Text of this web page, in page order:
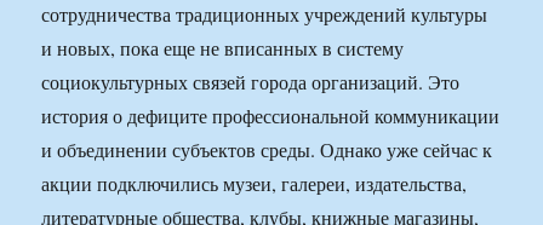
сотрудничества традиционных учреждений культуры
и новых, пока еще не вписанных в систему
социокультурных связей города организаций. Это
история о дефиците профессиональной коммуникации
и объединении субъектов среды. Однако уже сейчас к
акции подключились музеи, галереи, издательства,
литературные общества, клубы, книжные магазины,